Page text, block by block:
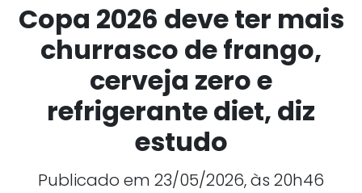
Copa 2026 deve ter mais
churrasco de frango,
cerveja zero e
refrigerante diet, diz
estudo
Publicado em 23/05/2026, às 20h46